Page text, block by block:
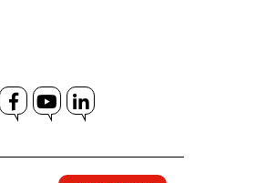
Facebook
YouTube
LinkedIn